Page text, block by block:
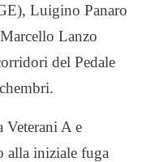
Luigino Panaro
Lanzo
del Pedale
Veterani A e
alla iniziale fuga